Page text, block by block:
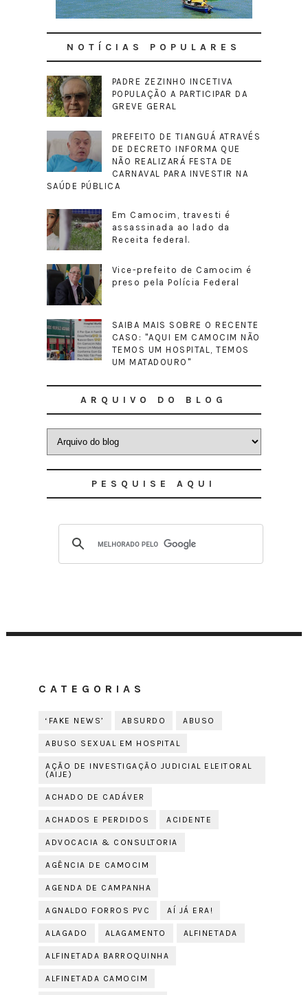
NOTÍCIAS POPULARES
PADRE ZEZINHO INCETIVA
POPULAÇÃO A PARTICIPAR DA
GREVE GERAL
PREFEITO DE TIANGUÁ ATRAVÉS
DE DECRETO INFORMA QUE
NÃO REALIZARÁ FESTA DE
CARNAVAL PARA INVESTIR NA
SAÚDE PÚBLICA
Em Camocim, travesti é
assassinada ao lado da
Receita federal.
Vice-prefeito de Camocim é
preso pela Polícia Federal
SAIBA MAIS SOBRE O RECENTE
CASO: "AQUI EM CAMOCIM NÃO
TEMOS UM HOSPITAL, TEMOS
UM MATADOURO"
ARQUIVO DO BLOG
PESQUISE AQUI
CATEGORIAS
‘FAKE NEWS’ ABSURDO ABUSO
ABUSO SEXUAL EM HOSPITAL
AÇÃO DE INVESTIGAÇÃO JUDICIAL ELEITORAL
(AIJE)
ACHADO DE CADÁVER
ACHADOS E PERDIDOS ACIDENTE
ADVOCACIA & CONSULTORIA
AGÊNCIA DE CAMOCIM
AGENDA DE CAMPANHA
AGNALDO FORROS PVC AÍ JÁ ERA!
ALAGADO ALAGAMENTO ALFINETADA
ALFINETADA BARROQUINHA
ALFINETADA CAMOCIM